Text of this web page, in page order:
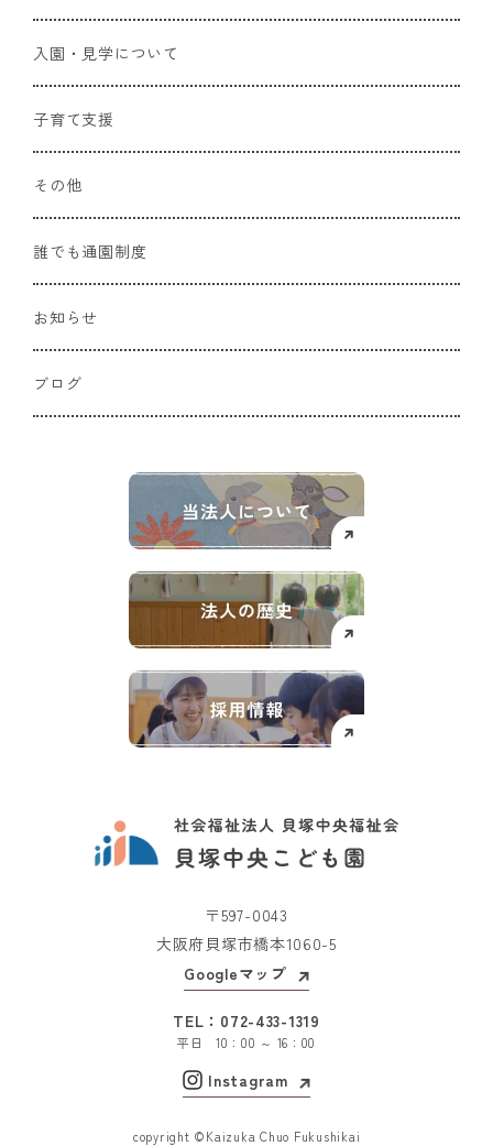
〒597-0043
大阪府貝塚市橋本1060-5
Googleマップ
TEL： 072-433-1319
平日 10：00 ～ 16：00
Instagram
copyright ©Kaizuka Chuo Fukushikai
入園・見学について
子育て支援
その他
誰でも通園制度
お知らせ
ブログ